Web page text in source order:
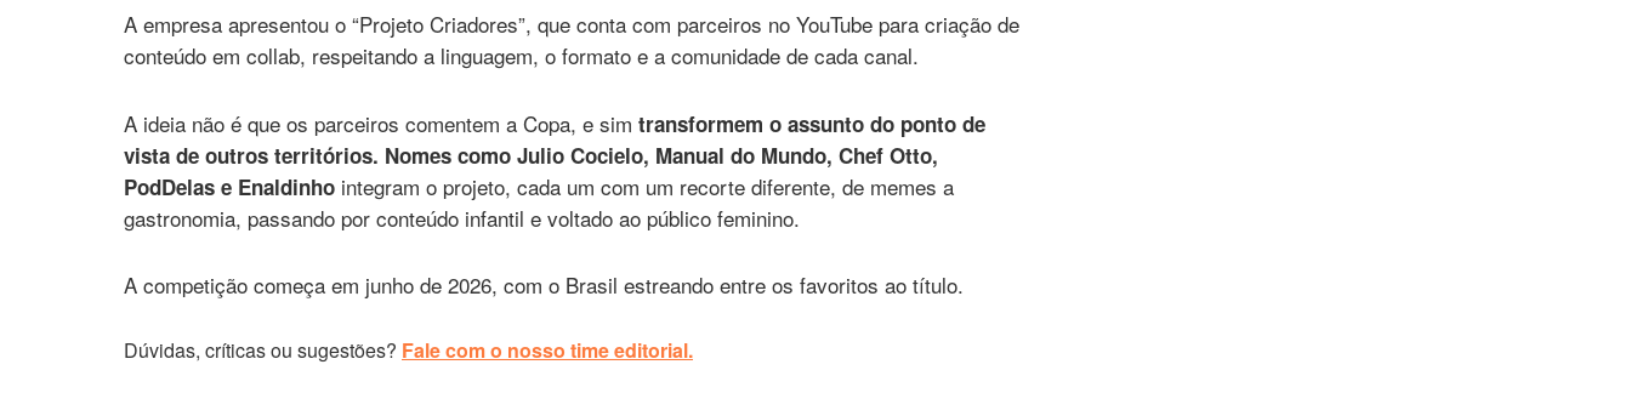
A empresa apresentou o “Projeto Criadores”, que conta com parceiros no YouTube para criação de
conteúdo em collab, respeitando a linguagem, o formato e a comunidade de cada canal.
A ideia não é que os parceiros comentem a Copa, e sim transformem o assunto do ponto de
vista de outros territórios. Nomes como Julio Cocielo, Manual do Mundo, Chef Otto,
PodDelas e Enaldinho integram o projeto, cada um com um recorte diferente, de memes a
gastronomia, passando por conteúdo infantil e voltado ao público feminino.
A competição começa em junho de 2026, com o Brasil estreando entre os favoritos ao título.
Dúvidas, críticas ou sugestões? Fale com o nosso time editorial.